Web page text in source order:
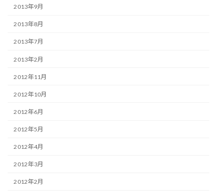
2013年9月
2013年8月
2013年7月
2013年2月
2012年11月
2012年10月
2012年6月
2012年5月
2012年4月
2012年3月
2012年2月